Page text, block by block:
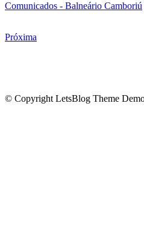
Comunicados - Balneário Camboriú
Próxima
© Copyright LetsBlog Theme